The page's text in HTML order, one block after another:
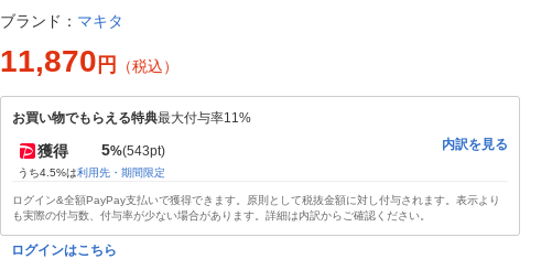
ブランド： マキタ
11,870 円 （税込）
お買い物でもらえる特典最大付与率11%
獲得 5%(543pt)
うち4.5%は利用先・期間限定
内訳を見る
ログイン&全額PayPay支払いで獲得できます。原則として税抜金額に対し付与されます。表示より
も実際の付与数、付与率が少ない場合があります。詳細は内訳からご確認ください。
ログインはこちら